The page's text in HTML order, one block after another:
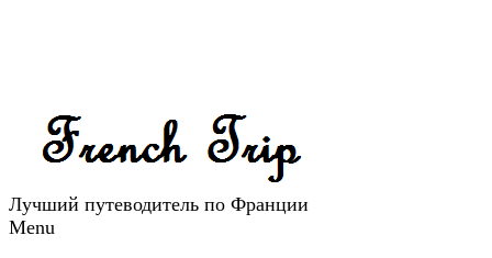
Лучший путеводитель по Франции
Menu